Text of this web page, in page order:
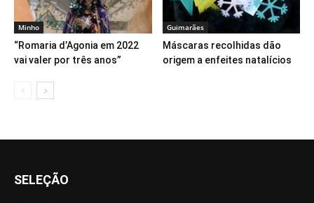
Minho
“Romaria d’Agonia em 2022
vai valer por três anos”
Guimarães
Máscaras recolhidas dão
origem a enfeites natalícios
SELEÇÃO